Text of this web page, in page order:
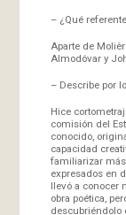
– ¿Qué
Aparte de
Almodóvar y
– Describe por
Hice
comisión del
conocido,
capacidad
familiarizar más
expresados en
llevó a conocer
obra poética,
descubriéndolo